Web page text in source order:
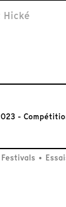
Hické
-
Festivals •